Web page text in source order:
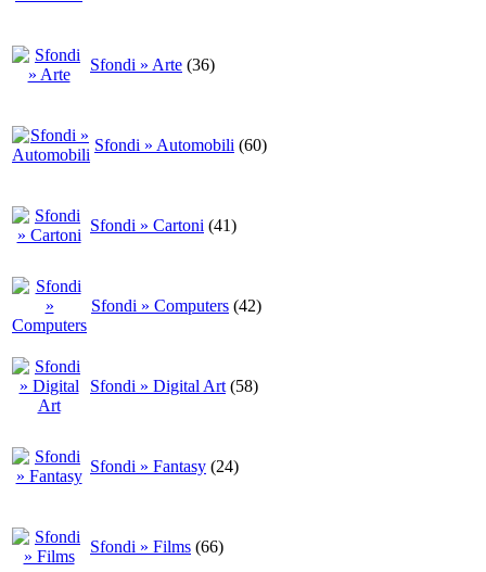
Sfondi » Arte (36)
Sfondi » Automobili (60)
Sfondi » Cartoni (41)
Sfondi » Computers (42)
Sfondi » Digital Art (58)
Sfondi » Fantasy (24)
Sfondi » Films (66)